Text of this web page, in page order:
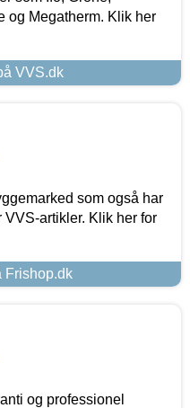
og Megatherm. Klik her
VVS.dk
som også har
VVS-artikler. Klik her for
Frishop.dk
og professionel